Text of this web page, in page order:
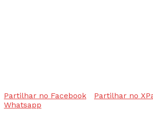
Partilhar no Facebook Partilhar no X
Whatsapp